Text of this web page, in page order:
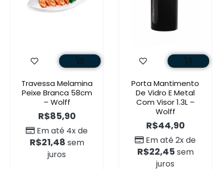
Travessa Melamina
Peixe Branca 58cm
– Wolff
R$85,90
Em até 4x de
R$21,48 sem
juros
Porta Mantimento
De Vidro E Metal
Com Visor 1.3L –
Wolff
R$44,90
Em até 2x de
R$22,45 sem
juros